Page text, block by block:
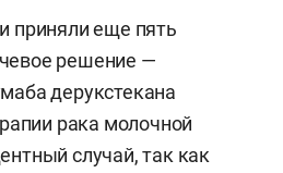
приняли еще пять
решение —
дерукстекана
рака молочной
случай, так как